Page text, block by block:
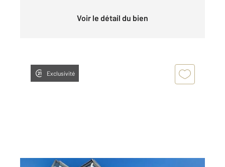
Voir le détail du bien
Exclusivité